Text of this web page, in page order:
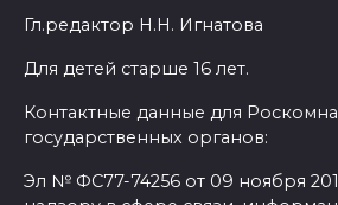
Гл.редактор Н.Н. Игнатова
Для детей старше 16 лет.
Контактные данные для
государственных органов:
Эл № ФС77-74256 от 09 ноября